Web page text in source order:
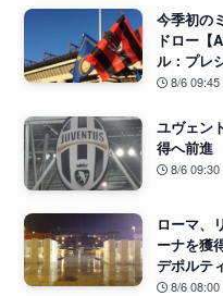
今季初の
ドロー【
ル：プレ
8/6 09:45
ユヴェン
得へ前進
8/6 09:30
ローマ、
ーナを獲
デポルテ
8/6 08:00